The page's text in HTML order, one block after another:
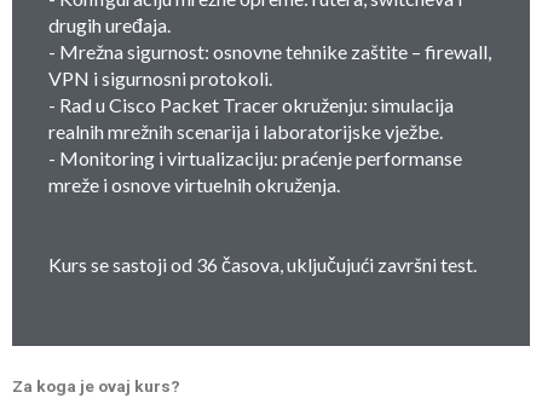
drugih uređaja.
- Mrežna sigurnost: osnovne tehnike zaštite – firewall,
VPN i sigurnosni protokoli.
- Rad u Cisco Packet Tracer okruženju: simulacija
realnih mrežnih scenarija i laboratorijske vježbe.
- Monitoring i virtualizaciju: praćenje performanse
mreže i osnove virtuelnih okruženja.
Kurs se sastoji od 36 časova, uključujući završni test.
Za koga je ovaj kurs?